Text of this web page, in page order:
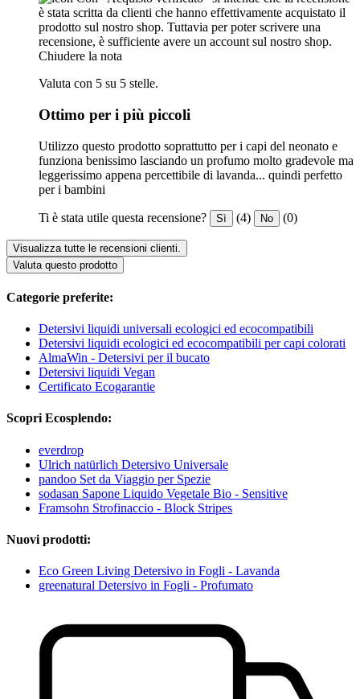
è stata scritta da clienti che hanno effettivamente acquistato il
prodotto sul nostro shop. Tuttavia per poter scrivere una
recensione, è sufficiente avere un account sul nostro shop.
Chiudere la nota
Valuta con 5 su 5 stelle.
Ottimo per i più piccoli
Utilizzo questo prodotto soprattutto per i capi del neonato e
funziona benissimo lasciando un profumo molto gradevole ma
leggerissimo appena percettibile di lavanda... quindi perfetto
per i bambini
Ti è stata utile questa recensione? Sì (4) No (0)
Visualizza tutte le recensioni clienti.
Valuta questo prodotto
Categorie preferite:
Detersivi liquidi universali ecologici ed ecocompatibili
Detersivi liquidi ecologici ed ecocompatibili per capi colorati
AlmaWin - Detersivi per il bucato
Detersivi liquidi Vegan
Certificato Ecogarantie
Scopri Ecosplendo:
everdrop
Ulrich natürlich Detersivo Universale
pandoo Set da Viaggio per Spezie
sodasan Sapone Liquido Vegetale Bio - Sensitive
Framsohn Strofinaccio - Block Stripes
Nuovi prodotti:
Eco Green Living Detersivo in Fogli - Lavanda
greenatural Detersivo in Fogli - Profumato